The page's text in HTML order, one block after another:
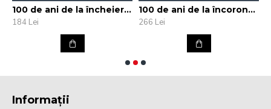
100 de ani de la încheierea Primului Război Mondial și 90 de ani de la inaugurarea Crucii Comemorative a eroilor din Primul Război Mondial
184 Lei
100 de ani de la încoronarea suveranilor României Mari
266 Lei
Informații